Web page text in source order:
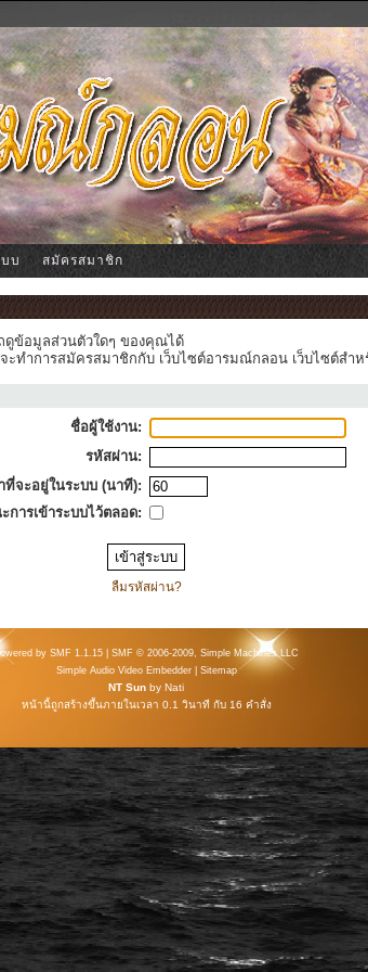
บบ สมัครสมาชิก
ดูข้อมูลส่วนตัวใดๆ ของคุณได้
ะทำการสมัครสมาชิกกับ เว็บไซต์อารมณ์กลอน เว็บไซต์สำ
ชื่อผู้ใช้งาน:
รหัสผ่าน:
ที่จะอยู่ในระบบ (นาที):
การเข้าระบบไว้ตลอด:
ลืมรหัสผ่าน?
by SMF 1.1.15
SMF © 2006-2009, Simple Machines LLC
Simple Audio Video Embedder
Sitemap
NT Sun by Nati
หน้านี้ถูกสร้างขึ้นภายในเวลา 0.1 วินาที กับ 16 คำสั่ง